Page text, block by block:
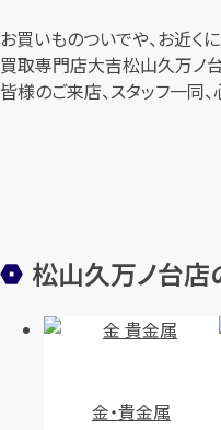
お買いものついでや、お近く
買取専門店大吉松山久万ノ
皆様のご来店、スタッフ一同、
松山久万ノ台
金・貴金属